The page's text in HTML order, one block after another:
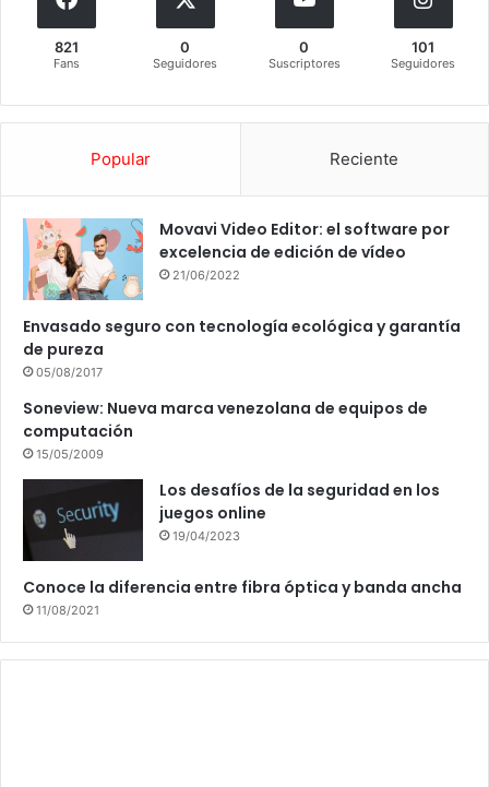
821
Fans
0
Seguidores
0
Suscriptores
101
Seguidores
Popular Reciente
Movavi Video Editor: el software por
excelencia de edición de vídeo
21/06/2022
Envasado seguro con tecnología ecológica y garantía
de pureza
05/08/2017
Soneview: Nueva marca venezolana de equipos de
computación
15/05/2009
Los desafíos de la seguridad en los
juegos online
19/04/2023
Conoce la diferencia entre fibra óptica y banda ancha
11/08/2021